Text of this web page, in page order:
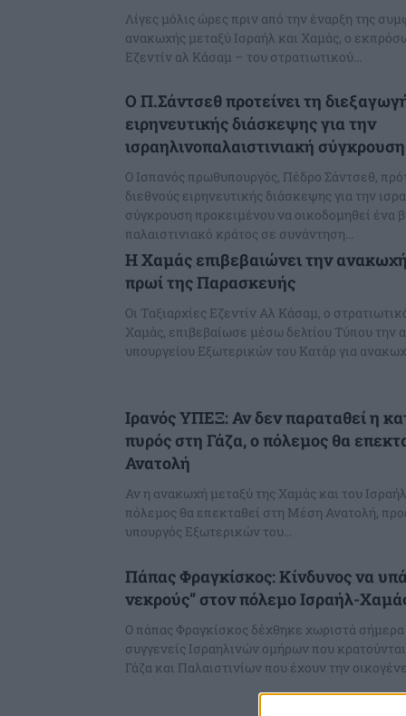
Λίγες μόλις ώρες πριν από την έναρξη της
ανακωχής μεταξύ Ισραήλ και Χαμάς, ο
Εζεντίν αλ Κάσαμ – του στρατιωτικού...
Ο Π.Σάντσεθ προτείνει τη
ειρηνευτικής διάσκεψης για την
ισραηλινοπαλαιστινιακή σύγκρουση
Ο Ισπανός πρωθυπουργός, Πέδρο Σάντσεθ,
διεθνούς ειρηνευτικής διάσκεψης για την
σύγκρουση προκειμένου να οικοδομηθεί ένα
παλαιστινιακό κράτος σε συνάντηση...
Η Χαμάς επιβεβαιώνει την ανακωχή
πρωί της Παρασκευής
Οι Ταξιαρχίες Εζεντίν Αλ Κάσαμ, ο
Χαμάς, επιβεβαίωσε μέσω δελτίου Τύπου την
υπουργείου Εξωτερικών του Κατάρ για
Ιρανός ΥΠΕΞ: Αν δεν παραταθεί η
πυρός στη Γάζα, ο πόλεμος θα
Ανατολή
Αν η ανακωχή μεταξύ της Χαμάς και του
πόλεμος θα επεκταθεί στη Μέση Ανατολή,
υπουργός Εξωτερικών του...
Πάπας Φραγκίσκος: Κίνδυνος να
νεκρούς” στον πόλεμο Ισραήλ-
Ο πάπας Φραγκίσκος δέχθηκε χωριστά σήμερα
συγγενείς Ισραηλινών ομήρων που
Γάζα και Παλαιστινίων που έχουν την